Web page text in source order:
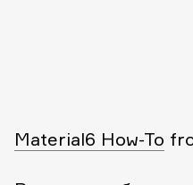
Material6 How-To